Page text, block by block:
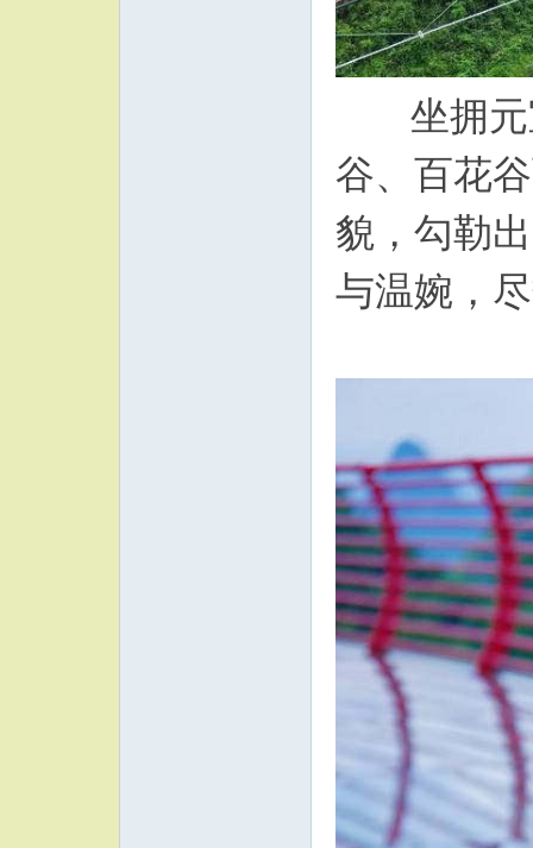
坐拥元
谷、百花
貌，勾勒
与温婉，